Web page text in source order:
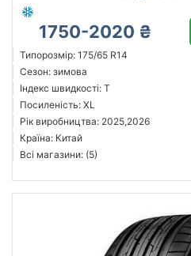
1750-2020 ₴
Типорозмір: 175/65 R14
Сезон: зимова
Індекс швидкості: T
Посиленість: XL
Рік виробництва: 2025,2026
Країна: Китай
Всі магазини: (5)